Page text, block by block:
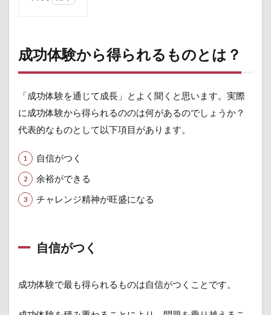
から
得ら
れる
と
1.1
自信
く
1.2
余裕
がで
チャ
神が
成功体験から得られるものとは？
「成功体験を通じて成長」とよく聞くと思います。実際
に成功体験から得られるののは何があるのでしょうか？
代表的なものとして以下項目があります。
自信がつく
余裕ができる
チャレンジ精神が旺盛になる
自信がつく
成功体験で最も得られるものは自信がつくことです。